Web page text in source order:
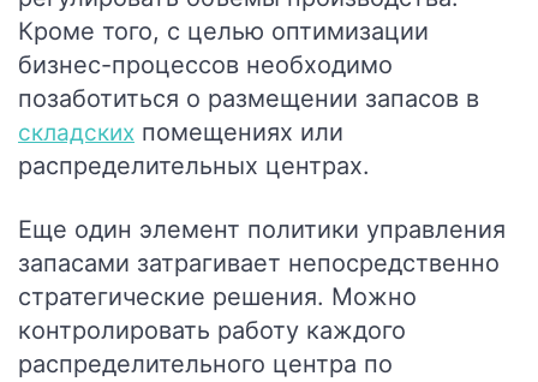
Кроме того, с целью оптимизации
бизнес-процессов необходимо
позаботиться о размещении запасов в
складских помещениях или
распределительных центрах.
Еще один элемент политики управления
запасами затрагивает непосредственно
стратегические решения. Можно
контролировать работу каждого
распределительного центра по